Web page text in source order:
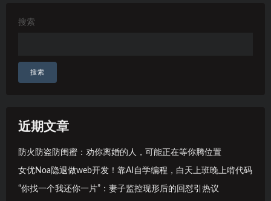
搜索
搜索
近期文章
防火防盗防闺蜜：劝你离婚的人，可能正在等你腾位置
女优Noa隐退做web开发！靠AI自学编程，白天上班晚上啃代码
“你找一个我还你一片”：妻子监控现形后的回怼引热议